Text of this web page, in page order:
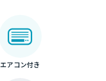
エアコン付き